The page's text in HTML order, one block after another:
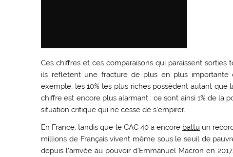
Ces chiffres et ces comparaisons qui paraissent
ils reflètent une fracture de plus en plus importante
exemple, les 10% les plus riches possèdent autant que
chiffre est encore plus alarmant : ce sont ainsi 1% de la
situation critique qui ne cesse de s’empirer.
En France, tandis que le CAC 40 a encore battu un
millions de Français vivent même sous le seuil de
depuis l’arrivée au pouvoir d’Emmanuel Macron en